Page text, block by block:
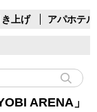
上げ アパホテル
ARENA」